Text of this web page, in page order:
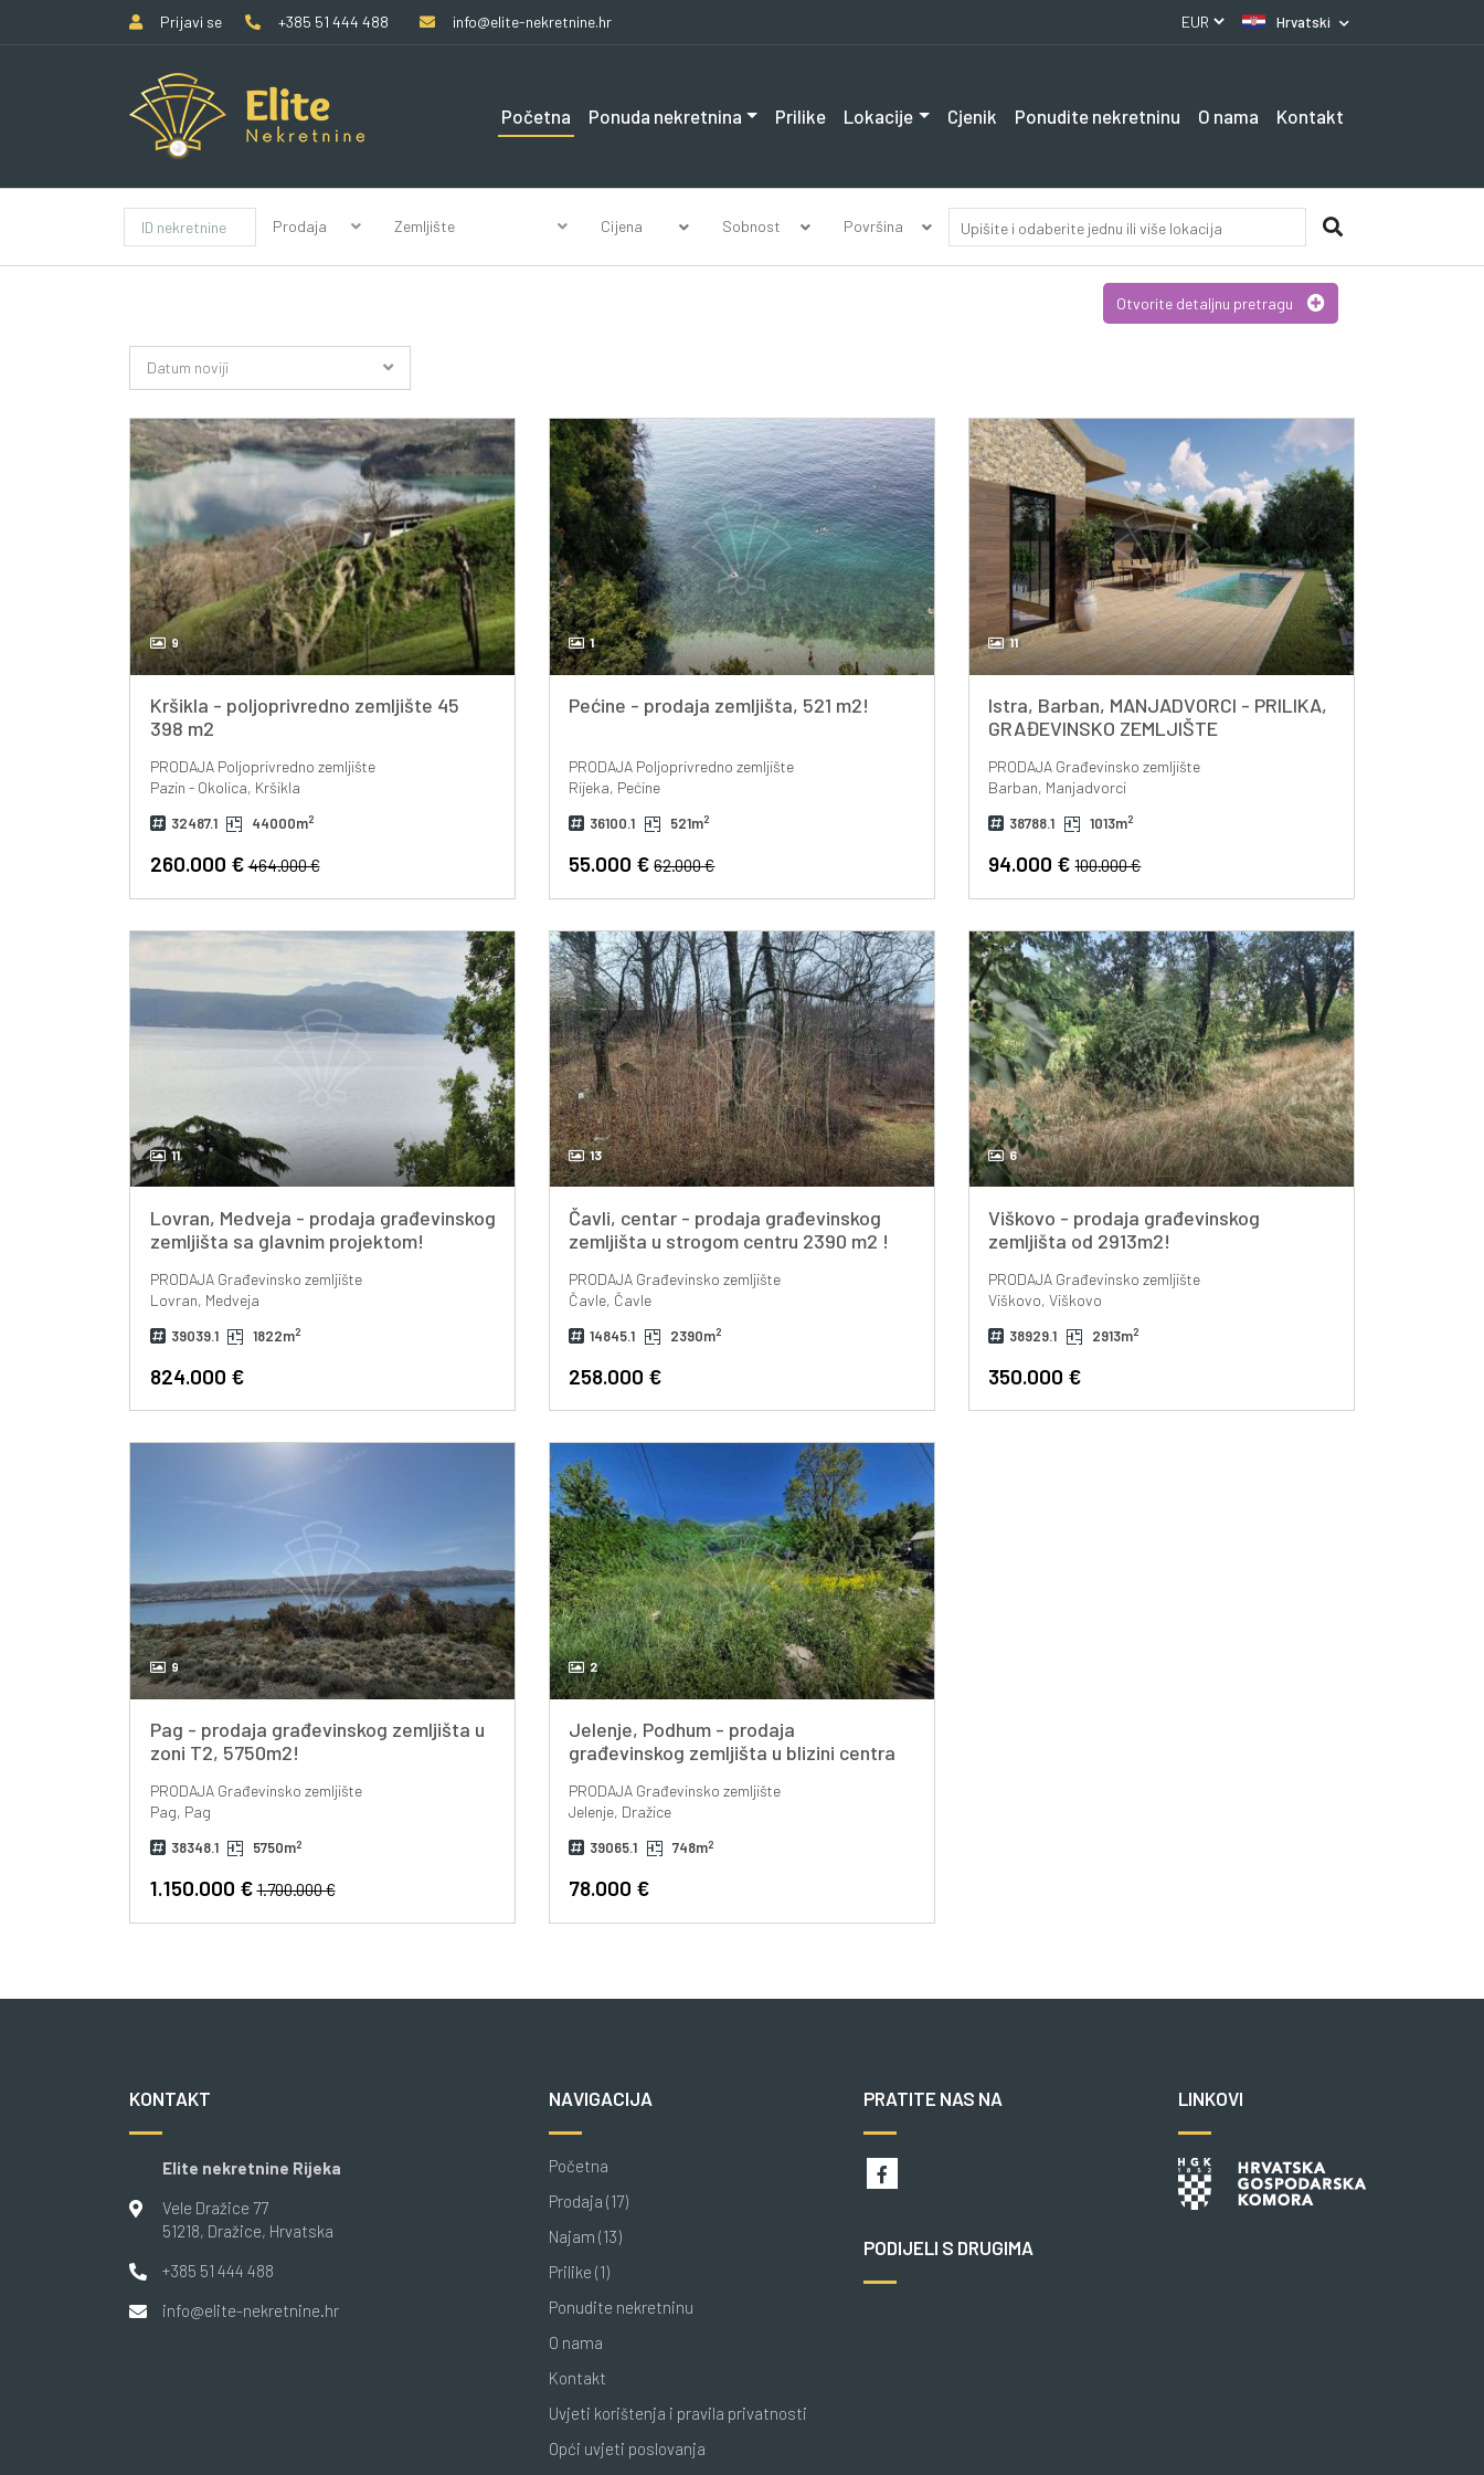
Prijavi se +385 51 444 488 info@elite-nekretnine.hr Hrvatski
Početna Ponuda nekretnina Prilike Lokacije Cjenik Ponudite nekretninu O nama Kontakt
Prodaja Zemljište Cijena Sobnost Površina
Otvorite detaljnu pretragu
Datum noviji
9
Kršikla - poljoprivredno zemljište 45
398 m2
PRODAJAPoljoprivredno zemljište
Pazin - Okolica, Kršikla
32487.1 44000m2
260.000 €464.000 €
1
Pećine - prodaja zemljišta, 521 m2!
PRODAJA Poljoprivredno zemljište
Rijeka, Pećine
36100.1 521m2
55.000 €62.000 €
11
Istra, Barban, MANJADVORCI - PRILIKA,
GRAĐEVINSKO ZEMLJIŠTE
PRODAJA Građevinsko zemljište
Barban, Manjadvorci
38788.1 1013m2
94.000 €100.000 €
11
Lovran, Medveja - prodaja građevinskog
zemljišta sa glavnim projektom!
PRODAJAGrađevinsko zemljište
Lovran, Medveja
39039.1 1822m2
824.000 €
13
Čavli, centar - prodaja građevinskog
zemljišta u strogom centru 2390 m2 !
PRODAJA Građevinsko zemljište
Čavle, Čavle
14845.1 2390m2
258.000 €
6
Viškovo - prodaja građevinskog
zemljišta od 2913m2!
PRODAJA Građevinsko zemljište
Viškovo, Viškovo
38929.1 2913m2
350.000 €
9
Pag - prodaja građevinskog zemljišta u
zoni T2, 5750m2!
PRODAJAGrađevinsko zemljište
Pag, Pag
38348.1 5750m2
1.150.000 €1.700.000 €
2
Jelenje, Podhum - prodaja
građevinskog zemljišta u blizini centra
PRODAJA Građevinsko zemljište
Jelenje, Dražice
39065.1 748m2
78.000 €
KONTAKT
Elite nekretnine Rijeka
Vele Dražice 77
51218, Dražice, Hrvatska
+385 51 444 488
info@elite-nekretnine.hr
NAVIGACIJA
Početna
Prodaja (17)
Najam (13)
Prilike (1)
Ponudite nekretninu
O nama
Kontakt
Uvjeti korištenja i pravila privatnosti
Opći uvjeti poslovanja
PRATITE NAS NA
PODIJELI S DRUGIMA
LINKOVI